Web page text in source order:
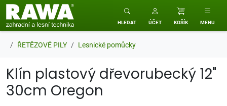
RAWA zahradní a lesní technika
HLEDAT ÚČET KOŠÍK MENU
ŘETĚZOVÉ PILY Lesnické pomůcky
Klín plastový dřevorubecký 12"
30cm Oregon